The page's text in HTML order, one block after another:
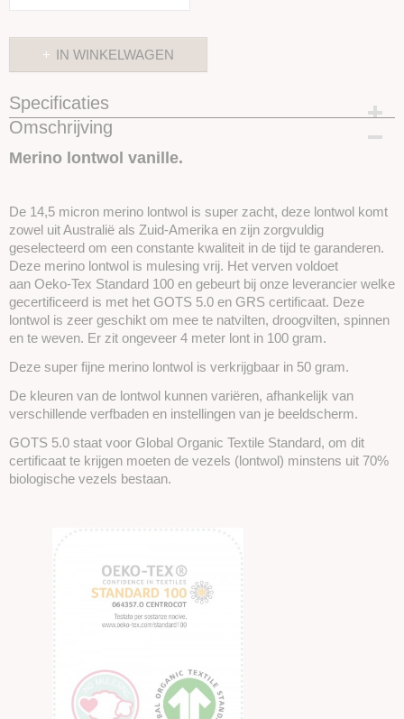
IN WINKELWAGEN
Specificaties
Productcode
Omschrijving
Merino lontwol vanille.
De 14,5 micron merino lontwol is super zacht, deze lontwol komt
zowel uit Australië als Zuid-Amerika en zijn zorgvuldig
geselecteerd om een ​​constante kwaliteit in de tijd te garanderen.
Deze merino lontwol is mulesing vrij. Het verven voldoet
aan Oeko-Tex Standard 100 en gebeurt bij onze leverancier welke
gecertificeerd is met het GOTS 5.0 en GRS certificaat. Deze
lontwol is zeer geschikt om mee te natvilten, droogvilten, spinnen
en te weven. Er zit ongeveer 4 meter lont in 100 gram.
Deze super fijne merino lontwol is verkrijgbaar in 50 gram.
De kleuren van de lontwol kunnen variëren, afhankelijk van
verschillende verfbaden en instellingen van je beeldscherm.
GOTS 5.0 staat voor Global Organic Textile Standard, om dit
certificaat te krijgen moeten de vezels (lontwol) minstens uit 70%
biologische vezels bestaan.